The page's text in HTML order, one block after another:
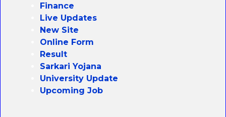
Finance
Live Updates
New Site
Online Form
Result
Sarkari Yojana
University Update
Upcoming Job